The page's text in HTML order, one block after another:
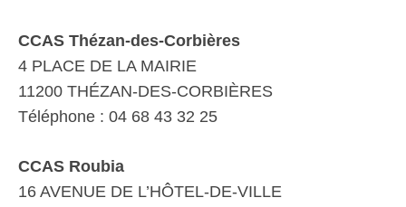
CCAS Thézan-des-Corbières
4 PLACE DE LA MAIRIE
11200 THÉZAN-DES-CORBIÈRES
Téléphone : 04 68 43 32 25
CCAS Roubia
16 AVENUE DE L’HÔTEL-DE-VILLE